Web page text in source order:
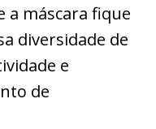
a máscara fique
diversidade de
e
de